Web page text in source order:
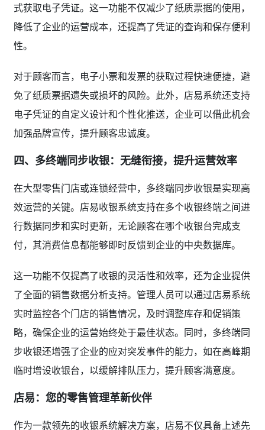
式获取电子凭证。这一功能不仅减少了纸质票据的使用，
降低了企业的运营成本，还提高了凭证的查询和保存便利
性。
对于顾客而言，电子小票和发票的获取过程快速便捷，避
免了纸质票据遗失或损坏的风险。此外，店易系统还支持
电子凭证的自定义设计和个性化推送，企业可以借此机会
加强品牌宣传，提升顾客忠诚度。
四、多终端同步收银：无缝衔接，提升运营效率
在大型零售门店或连锁经营中，多终端同步收银是实现高
效运营的关键。店易收银系统支持在多个收银终端之间进
行数据同步和实时更新，无论顾客在哪个收银台完成支
付，其消费信息都能够即时反馈到企业的中央数据库。
这一功能不仅提高了收银的灵活性和效率，还为企业提供
了全面的销售数据分析支持。管理人员可以通过店易系统
实时监控各个门店的销售情况，及时调整库存和促销策
略，确保企业的运营始终处于最佳状态。同时，多终端同
步收银还增强了企业的应对突发事件的能力，如在高峰期
临时增设收银台，以缓解排队压力，提升顾客满意度。
店易：您的零售管理革新伙伴
作为一款领先的收银系统解决方案，店易不仅具备上述先